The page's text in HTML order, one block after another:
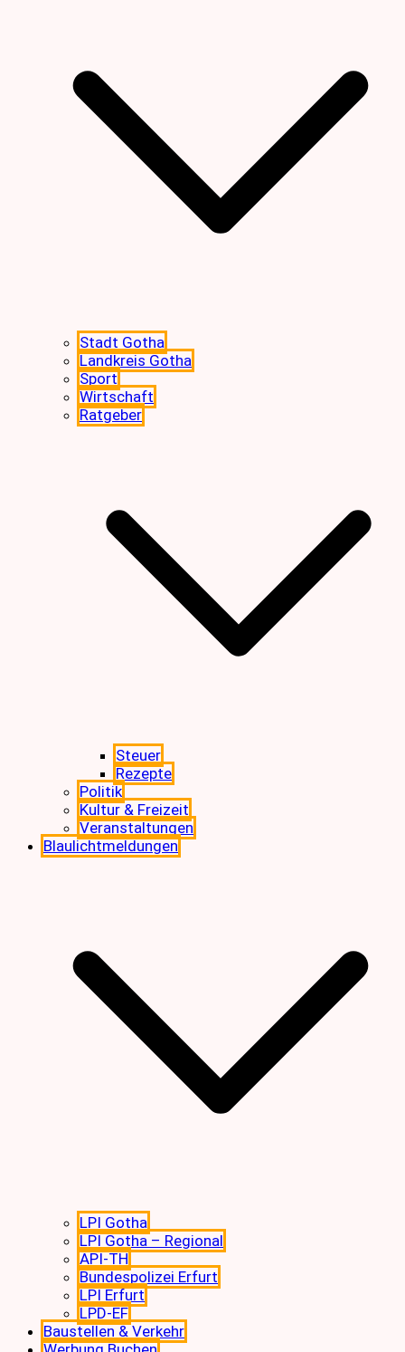
Stadt Gotha
Landkreis Gotha
Sport
Wirtschaft
Ratgeber
Steuer
Rezepte
Politik
Kultur & Freizeit
Veranstaltungen
Blaulichtmeldungen
LPI Gotha
LPI Gotha – Regional
API-TH
Bundespolizei Erfurt
LPI Erfurt
LPD-EF
Baustellen & Verkehr